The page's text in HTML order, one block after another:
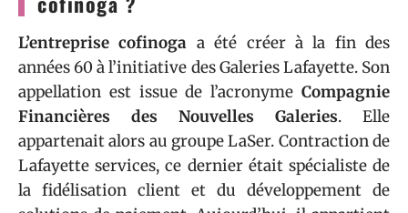
L’entreprise cofinoga a été créer à la fin des
années 60 à l’initiative des Galeries Lafayette. Son
appellation est issue de l’acronyme Compagnie
Financières des Nouvelles Galeries. Elle
appartenait alors au groupe LaSer. Contraction de
Lafayette services, ce dernier était spécialiste de
la fidélisation client et du développement de